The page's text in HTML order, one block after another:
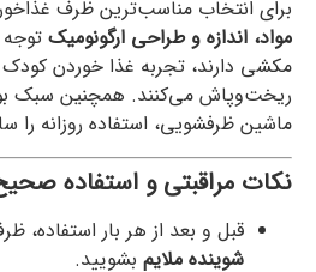
برای انتخاب مناسب‌ترین ظرف
مواد، اندازه و طراحی ارگونومیک
مکشی دارند، تجربه غذا خوردن
ریخت‌وپاش می‌کنند. همچنین سبک
ماشین ظرفشویی، استفاده روزانه را
نکات مراقبتی و استفاده
قبل و بعد از هر بار استفاده،
شوینده ملایم بشویید.